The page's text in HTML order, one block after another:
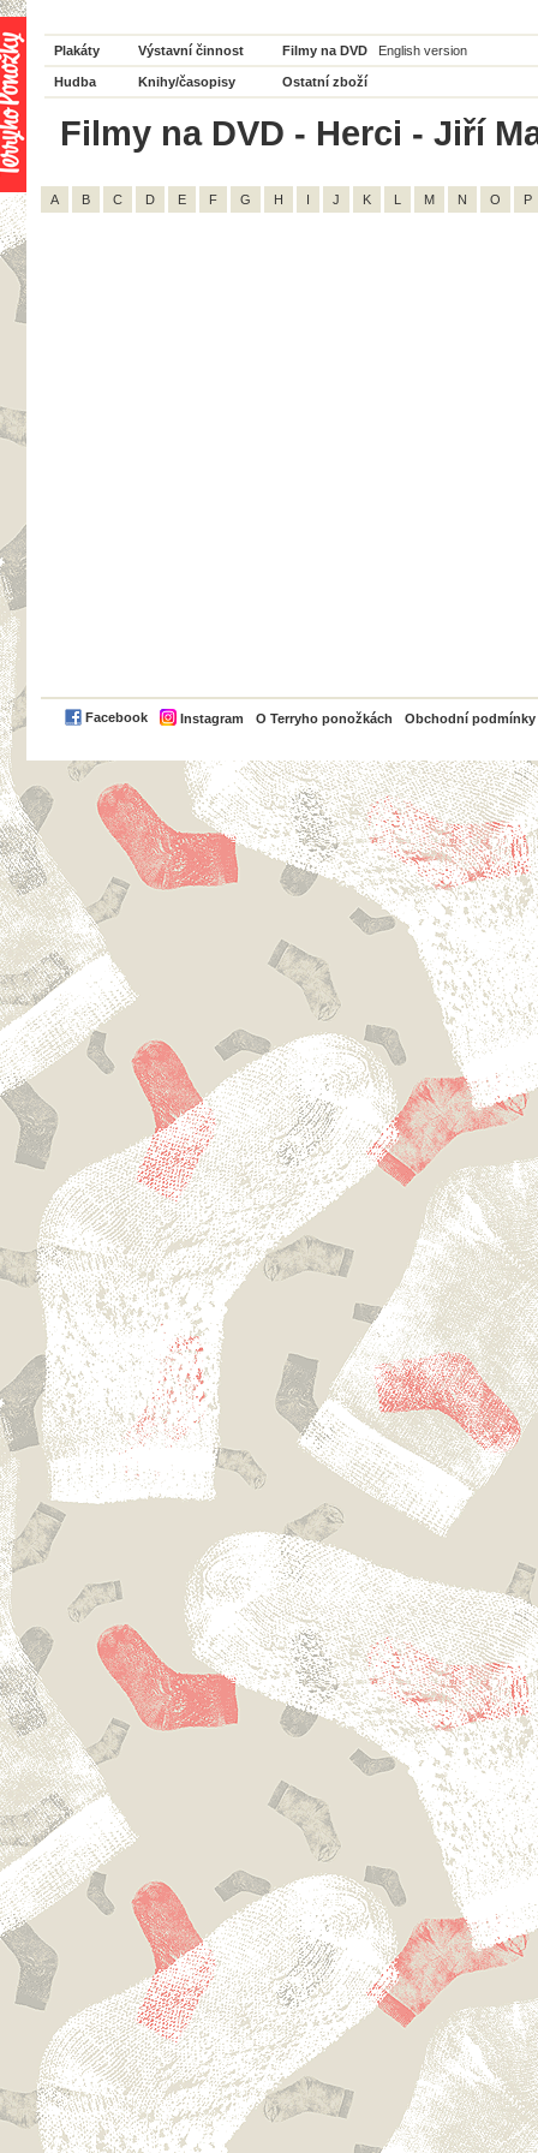
Plakáty Výstavní činnost Filmy na DVD English version
Hudba Knihy/časopisy Ostatní zboží
Filmy na DVD - Herci - Jiří
A B C D E F G H I J K L M N O P
Facebook Instagram O Terryho ponožkách Obchodní podmínky
PayPal